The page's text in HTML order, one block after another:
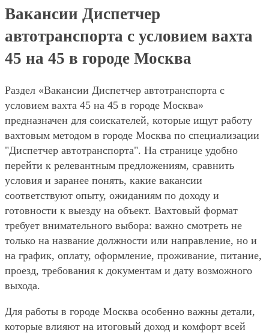
Вакансии Диспетчер
автотранспорта с условием вахта
45 на 45 в городе Москва
Раздел «Вакансии Диспетчер автотранспорта с
условием вахта 45 на 45 в городе Москва»
предназначен для соискателей, которые ищут работу
вахтовым методом в городе Москва по специализации
"Диспетчер автотранспорта". На странице удобно
перейти к релевантным предложениям, сравнить
условия и заранее понять, какие вакансии
соответствуют опыту, ожиданиям по доходу и
готовности к выезду на объект. Вахтовый формат
требует внимательного выбора: важно смотреть не
только на название должности или направление, но и
на график, оплату, оформление, проживание, питание,
проезд, требования к документам и дату возможного
выхода.
Для работы в городе Москва особенно важны детали,
которые влияют на итоговый доход и комфорт всей